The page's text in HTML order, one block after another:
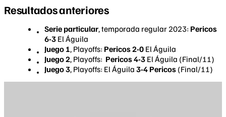
Resultados anteriores
Serie particular, temporada regular 2023: Pericos
6-3 El Águila
Juego 1, Playoffs: Pericos 2-0 El Águila
Juego 2, Playoffs: Pericos 4-3 El Águila (Final/11)
Juego 3, Playoffs: El Águila 3-4 Pericos (Final/11)